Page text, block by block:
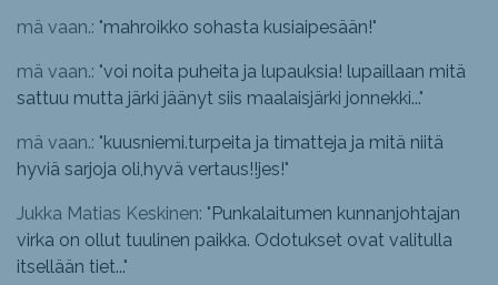
mä vaan.: "mahroikko sohasta kusiaipesään!"
mä vaan.: "voi noita puheita ja lupauksia! lupaillaan mitä
sattuu mutta järki jäänyt siis maalaisjärki jonnekki..."
mä vaan.: "kuusniemi.turpeita ja timatteja ja mitä niitä
hyviä sarjoja oli,hyvä vertaus!!jes!"
Jukka Matias Keskinen: " Punkalaitumen kunnanjohtajan
virka on ollut tuulinen paikka. Odotukset ovat valitulla
itsellään tiet..."